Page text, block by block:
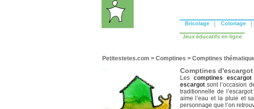
Bricolage Coloriage
Jeux éducatifs en ligne
Petitestetes.com > Comptines > Comptines
Comptines d'escargot
Les comptines escargot
escargotsont l’occasion
traditionnelle de
aime l’eau et la pluie et
personnage que l’on